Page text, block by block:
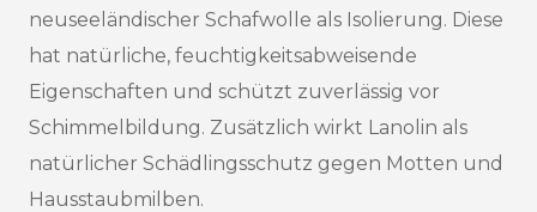
neuseeländischer Schafwolle als Isolierung. Diese
hat natürliche, feuchtigkeitsabweisende
Eigenschaften und schützt zuverlässig vor
Schimmelbildung. Zusätzlich wirkt Lanolin als
natürlicher Schädlingsschutz gegen Motten und
Hausstaubmilben.